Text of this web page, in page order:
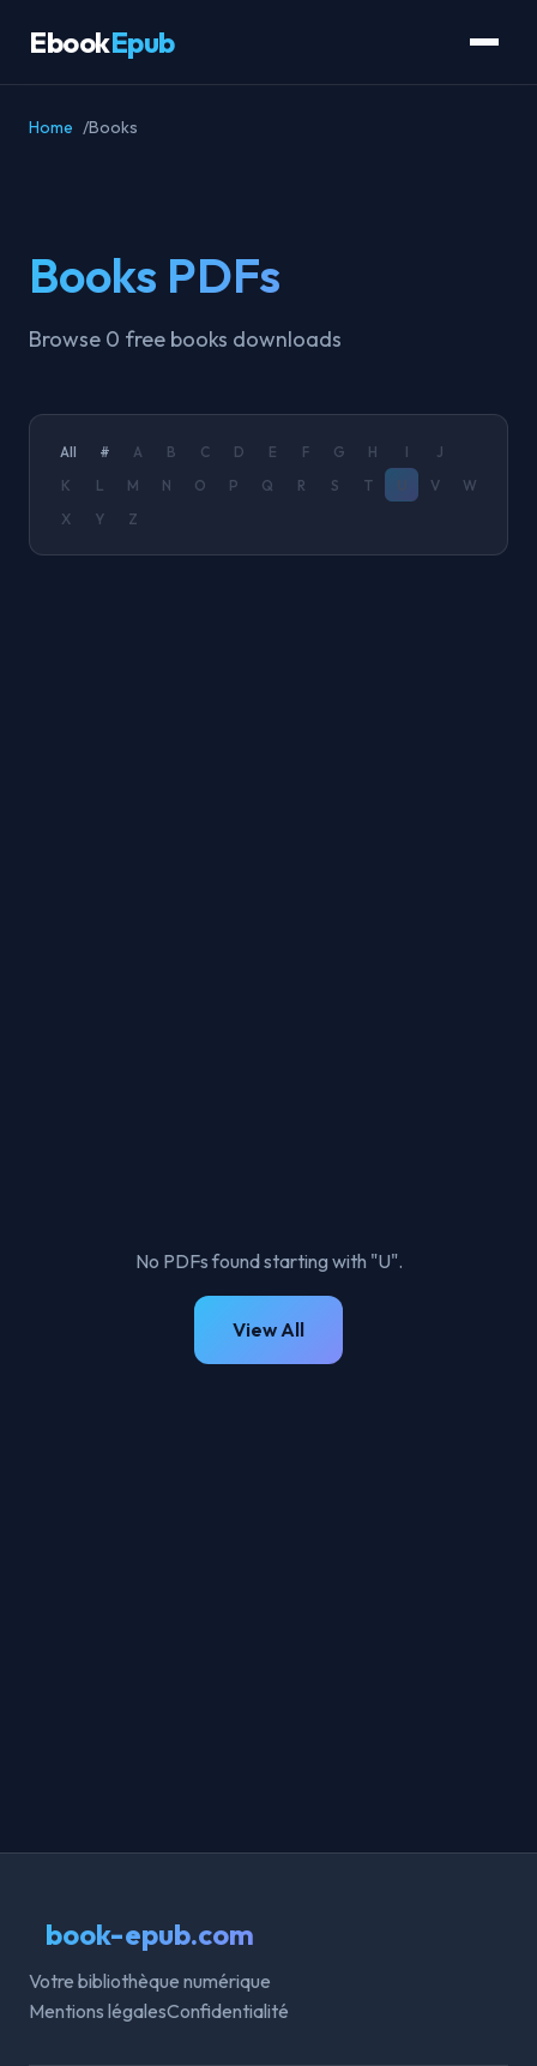
EbookEpub
Home Books
Books PDFs
Browse 0 free books downloads
All # A B C D E F G H I
J
K
L M N O P Q R S T V
W
X
Y Z
No PDFs found starting with "U".
View All
book-epub.com
Votre bibliothèque numérique
Mentions légalesConfidentialité